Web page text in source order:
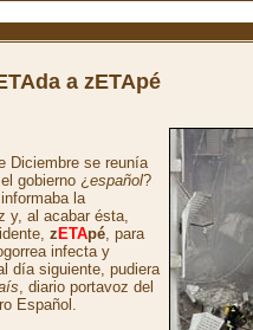
a zETApé
Diciembre se reunía
gobierno ¿ español?
la
y, al acabar ésta,
z ETApé, para
infecta y
día siguiente, pudiera
, diario portavoz del
Español.